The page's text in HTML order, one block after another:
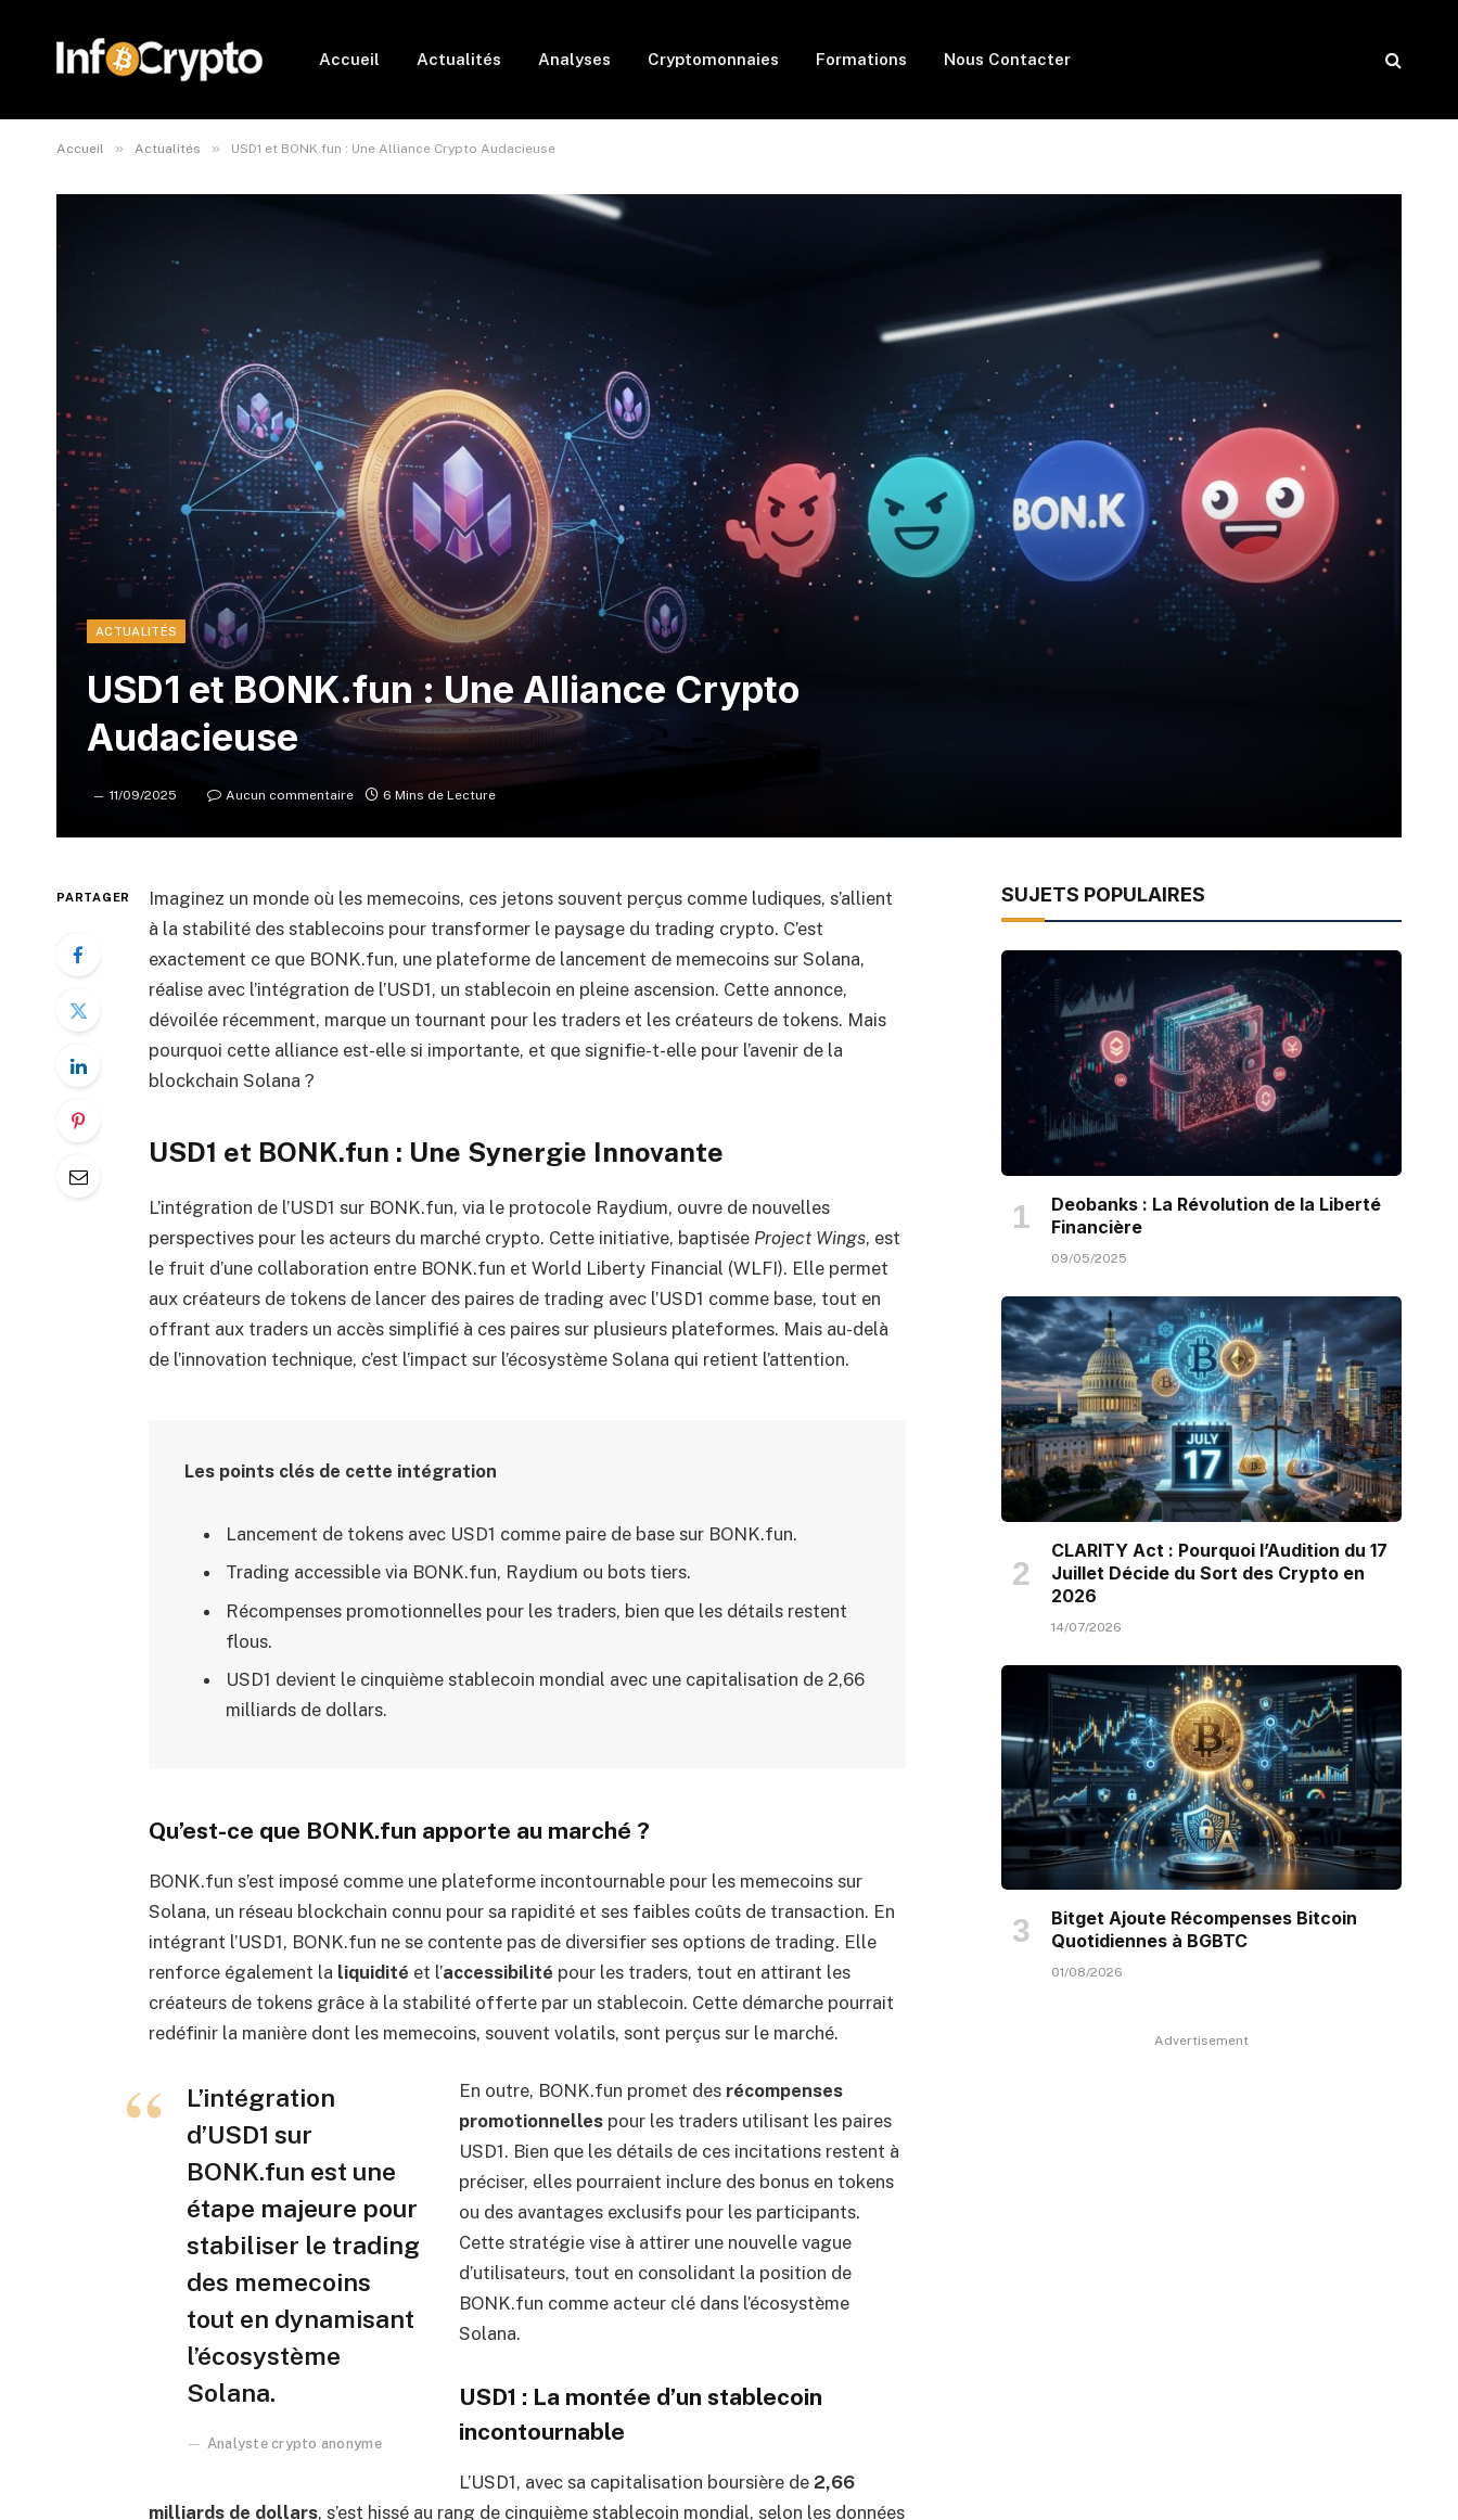
Accueil Actualités Analyses Cryptomonnaies Formations Nous Contacter
Accueil » Actualités » USD1 et BONK.fun : Une Alliance Crypto Audacieuse
ACTUALITÉS
USD1 et BONK.fun : Une Alliance Crypto
Audacieuse
11/09/2025 Aucun commentaire 6 Mins de Lecture
PARTAGER
Imaginez un monde où les memecoins, ces jetons souvent perçus comme ludiques, s’allient
à la stabilité des stablecoins pour transformer le paysage du trading crypto. C’est
exactement ce que BONK.fun, une plateforme de lancement de memecoins sur Solana,
réalise avec l’intégration de l’USD1, un stablecoin en pleine ascension. Cette annonce,
dévoilée récemment, marque un tournant pour les traders et les créateurs de tokens. Mais
pourquoi cette alliance est-elle si importante, et que signifie-t-elle pour l’avenir de la
blockchain Solana ?
USD1 et BONK.fun : Une Synergie Innovante
L’intégration de l’USD1 sur BONK.fun, via le protocole Raydium, ouvre de nouvelles
perspectives pour les acteurs du marché crypto. Cette initiative, baptisée Project Wings, est
le fruit d’une collaboration entre BONK.fun et World Liberty Financial (WLFI). Elle permet
aux créateurs de tokens de lancer des paires de trading avec l’USD1 comme base, tout en
offrant aux traders un accès simplifié à ces paires sur plusieurs plateformes. Mais au-delà
de l’innovation technique, c’est l’impact sur l’écosystème Solana qui retient l’attention.
Les points clés de cette intégration
Lancement de tokens avec USD1 comme paire de base sur BONK.fun.
Trading accessible via BONK.fun, Raydium ou bots tiers.
Récompenses promotionnelles pour les traders, bien que les détails restent
flous.
USD1 devient le cinquième stablecoin mondial avec une capitalisation de 2,66
milliards de dollars.
Qu’est-ce que BONK.fun apporte au marché ?
BONK.fun s’est imposé comme une plateforme incontournable pour les memecoins sur
Solana, un réseau blockchain connu pour sa rapidité et ses faibles coûts de transaction. En
intégrant l’USD1, BONK.fun ne se contente pas de diversifier ses options de trading. Elle
renforce également la liquidité et l’accessibilité pour les traders, tout en attirant les
créateurs de tokens grâce à la stabilité offerte par un stablecoin. Cette démarche pourrait
redéfinir la manière dont les memecoins, souvent volatils, sont perçus sur le marché.
L’intégration
d’USD1 sur
BONK.fun est une
étape majeure pour
stabiliser le trading
des memecoins
tout en dynamisant
l’écosystème
Solana.
Analyste crypto anonyme
En outre, BONK.fun promet des récompenses
promotionnelles pour les traders utilisant les paires
USD1. Bien que les détails de ces incitations restent à
préciser, elles pourraient inclure des bonus en tokens
ou des avantages exclusifs pour les participants.
Cette stratégie vise à attirer une nouvelle vague
d’utilisateurs, tout en consolidant la position de
BONK.fun comme acteur clé dans l’écosystème
Solana.
USD1 : La montée d’un stablecoin
incontournable
L’USD1, avec sa capitalisation boursière de 2,66
milliards de dollars, s’est hissé au rang de cinquième stablecoin mondial, selon les données
SUJETS POPULAIRES
Deobanks : La Révolution de la Liberté
Financière
09/05/2025
CLARITY Act : Pourquoi l’Audition du 17
Juillet Décide du Sort des Crypto en
2026
14/07/2026
Bitget Ajoute Récompenses Bitcoin
Quotidiennes à BGBTC
01/08/2026
Advertisement